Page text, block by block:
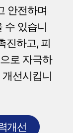
안전하며
수 있습니
진하고, 피
로 자극하
선시킵니
개선